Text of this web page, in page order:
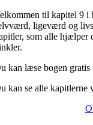
Skip
to
content
til kapitel 9 i
ligeværd og
som alle hjælper
kan læse bogen
kan se alle kapitlerne